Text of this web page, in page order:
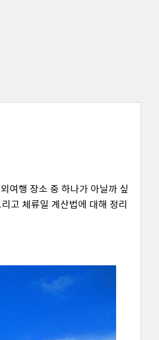
여행 장소 중 하나가 아닐까 싶
고 체류일 계산법에 대해 정리